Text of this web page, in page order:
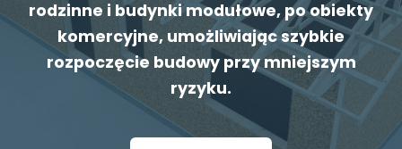
rodzinne i budynki modułowe, po obiekty
komercyjne, umożliwiając szybkie
rozpoczęcie budowy przy mniejszym
ryzyku.